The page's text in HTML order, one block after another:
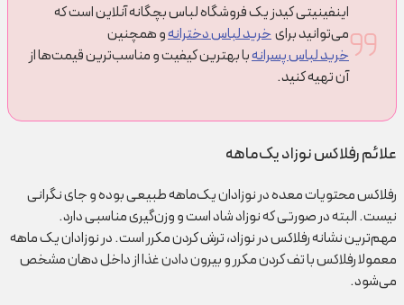
اینفینیتی کیدز یک فروشگاه لباس بچگانه آنلاین است که
می‌توانید برایخرید لباس دخترانهو همچنین
خرید لباس پسرانهبا بهترین کیفیت و مناسب‌ترین قیمت‌ها از
آن تهیه کنید.
علائم رفلاکس نوزاد یک‌ماهه
رفلاکس محتویات معده در نوزادان یک‌ماهه طبیعی بوده و جای نگرانی
نیست. البته در صورتی که نوزاد شاد است و وزن‌گیری مناسبی دارد.
مهم‌ترین نشانه رفلاکس در نوزاد، ترش کردن مکرر است. در نوزادان یک ماهه
معمولا رفلاکس با تف کردن مکرر و بیرون دادن غذا از داخل دهان مشخص
می‌شود.